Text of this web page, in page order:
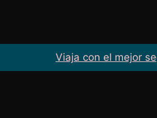
Viaja con el mejor